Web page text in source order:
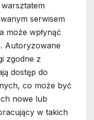
serwisem
może wpłynąć
Autoryzowane
zgodne z
dostęp do
co może być
nowe lub
w takich